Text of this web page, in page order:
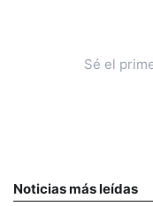
Sé el
Noticias más leídas